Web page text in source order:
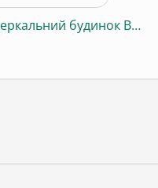
Котедж Дзеркальний будинок Botan 4